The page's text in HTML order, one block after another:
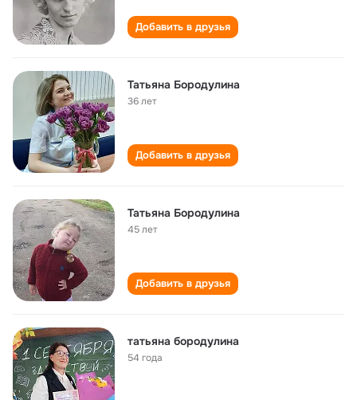
Добавить в друзья
Татьяна Бородулина
36 лет
Добавить в друзья
Татьяна Бородулина
45 лет
Добавить в друзья
татьяна бородулина
54 года